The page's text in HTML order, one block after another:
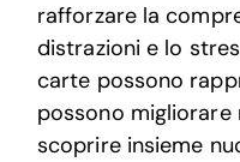
rafforzare la
distrazioni e lo
carte possono
possono
scoprire insieme